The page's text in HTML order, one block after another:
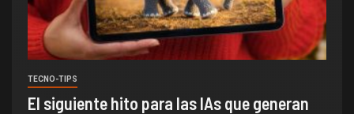
TECNO-TIPS
El siguiente hito para las IAs que generan